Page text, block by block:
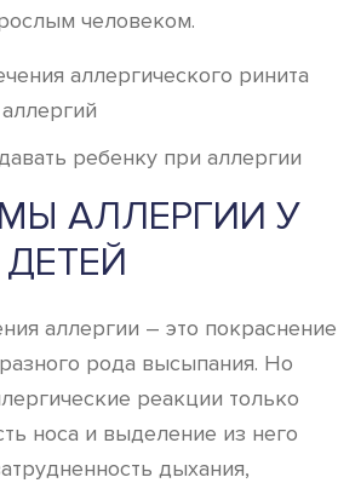
человеком.
аллергического ринита
АЛЛЕРГИИ У
ДЕТЕЙ
аллергии – это покраснение
рода высыпания. Но
реакции только
носа и выделение из него
дыхания,